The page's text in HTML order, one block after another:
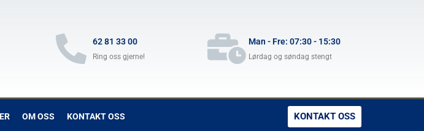
62 81 33 00
Ring oss gjerne!
Man - Fre: 07:30 - 15:30
Lørdag og søndag stengt
OM OSS KONTAKT OSS KONTAKT OSS